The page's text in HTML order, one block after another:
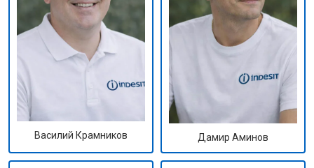
Василий Крамников Дамир Аминов